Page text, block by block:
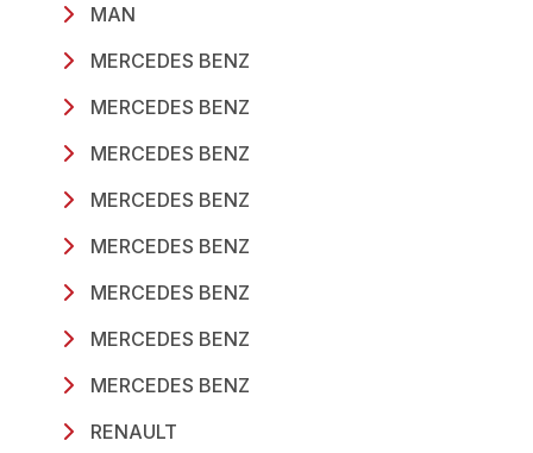
MAN
MERCEDES BENZ
MERCEDES BENZ
MERCEDES BENZ
MERCEDES BENZ
MERCEDES BENZ
MERCEDES BENZ
MERCEDES BENZ
MERCEDES BENZ
RENAULT